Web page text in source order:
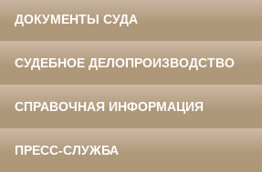
ДОКУМЕНТЫ СУДА
СУДЕБНОЕ ДЕЛОПРОИЗВОДСТВО
СПРАВОЧНАЯ ИНФОРМАЦИЯ
ПРЕСС-СЛУЖБА